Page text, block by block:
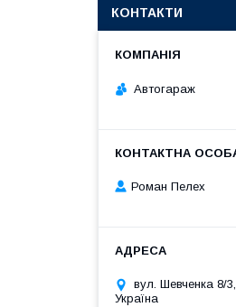
КОНТАКТИ
Автогараж
Роман Пелех
вул. Шевченка 8/
Україна